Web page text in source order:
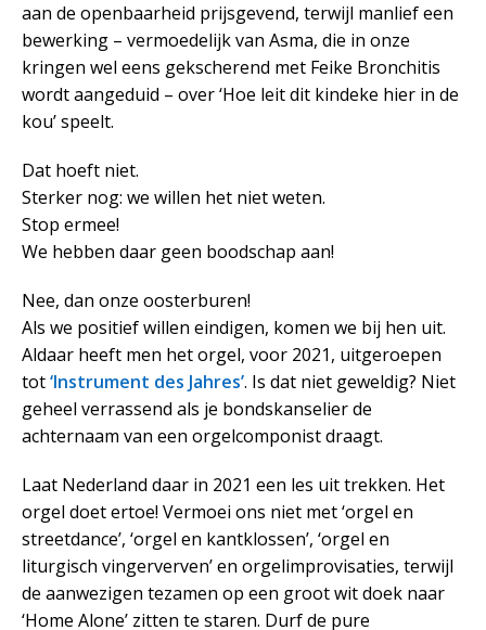
aan de openbaarheid prijsgevend, terwijl manlief een
bewerking – vermoedelijk van Asma, die in onze
kringen wel eens gekscherend met Feike Bronchitis
wordt aangeduid – over ‘Hoe leit dit kindeke hier in de
kou’ speelt.
Dat hoeft niet.
Sterker nog: we willen het niet weten.
Stop ermee!
We hebben daar geen boodschap aan!
Nee, dan onze oosterburen!
Als we positief willen eindigen, komen we bij hen uit.
Aldaar heeft men het orgel, voor 2021, uitgeroepen
tot‘Instrument des Jahres’. Is dat niet geweldig? Niet
geheel verrassend als je bondskanselier de
achternaam van een orgelcomponist draagt.
Laat Nederland daar in 2021 een les uit trekken. Het
orgel doet ertoe! Vermoei ons niet met ‘orgel en
streetdance’, ‘orgel en kantklossen’, ‘orgel en
liturgisch vingerverven’ en orgelimprovisaties, terwijl
de aanwezigen tezamen op een groot wit doek naar
‘Home Alone’ zitten te staren. Durf de pure